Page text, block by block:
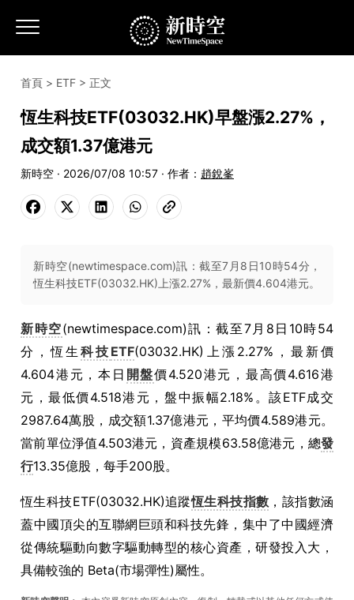
首頁 > ETF > 正文
恆生科技ETF(03032.HK)早盤漲2.27%，
成交額1.37億港元
新時空 · 2026/07/08 10:57 · 作者： 趙銳峯
新時空(newtimespace.com)訊：截至7月8日10時54分，
恆生科技ETF(03032.HK)上漲2.27%，最新價4.604港元。
新時空(newtimespace.com)訊：截至7月8日10時54
分，恆生科技 ETF(03032.HK)上漲2.27%，最新價
4.604港元，本日 開盤價4.520港元，最高價4.616港
元，最低價4.518港元，盤中振幅2.18%。該ETF成交
2987.64萬股，成交額1.37億港元，平均價4.589港元。
當前單位淨值4.503港元，資產規模63.58億港元，總發
行13.35億股，每手200股。
恆生科技ETF(03032.HK)追蹤恆生科技指數 ，該指數涵
蓋中國頂尖的互聯網巨頭和科技先鋒，集中了中國經濟
從傳統驅動向數字驅動轉型的核心資產，研發投入大，
具備較強的 Beta(市場彈性)屬性。